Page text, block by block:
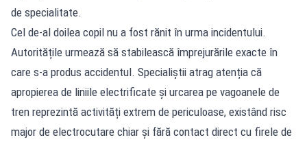
de specialitate.
Cel de-al doilea copil nu a fost rănit în urma incidentului.
Autoritățile urmează să stabilească împrejurările exacte în
care s-a produs accidentul. Specialiștii atrag atenția că
apropierea de liniile electrificate și urcarea pe vagoanele de
tren reprezintă activități extrem de periculoase, existând risc
major de electrocutare chiar și fără contact direct cu firele de